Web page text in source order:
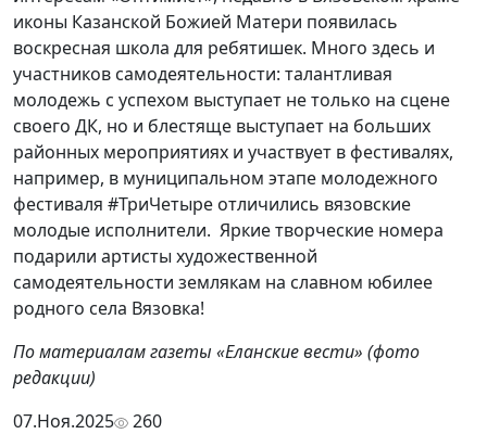
иконы Казанской Божией Матери появилась
воскресная школа для ребятишек. Много здесь и
участников самодеятельности: талантливая
молодежь с успехом выступает не только на сцене
своего ДК, но и блестяще выступает на больших
районных мероприятиях и участвует в фестивалях,
например, в муниципальном этапе молодежного
фестиваля #ТриЧетыре отличились вязовские
молодые исполнители. Яркие творческие номера
подарили артисты художественной
самодеятельности землякам на славном юбилее
родного села Вязовка!
По материалам газеты «Еланские вести» (фото
редакции)
07.Ноя.2025
260